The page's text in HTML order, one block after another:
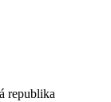
republika